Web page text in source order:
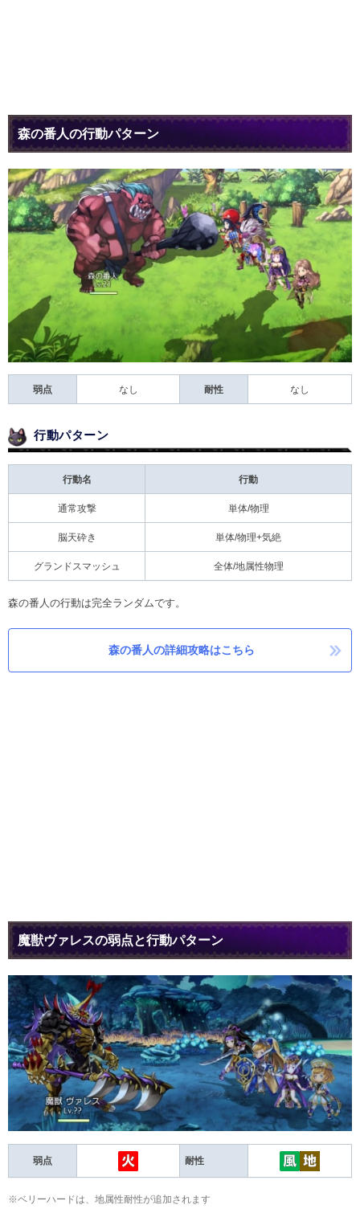
森の番人の行動パターン
弱点 なし 耐性 なし
行動パターン
行動名 行動
通常攻撃 単体/物理
脳天砕き 単体/物理+気絶
グランドスマッシュ 全体/地属性物理
森の番人の行動は完全ランダムです。
森の番人の詳細攻略はこちら
魔獣ヴァレスの弱点と行動パターン
弱点 耐性
※ベリーハードは、地属性耐性が追加されます